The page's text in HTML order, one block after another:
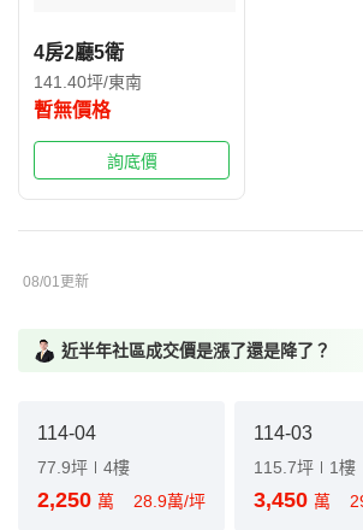
4房2廳5衛
141.40坪/東南
暫無價格
詢底價
08/01更新
近半年社區成交價是漲了還是降了？
114-04
77.9坪 4樓
2,250 萬 28.9萬/坪
114-03
115.7坪 1樓
3,450 萬